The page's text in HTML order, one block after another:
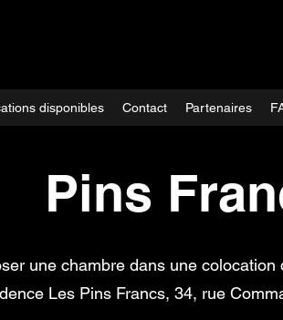
disponibles Contact Partenaires
Pins
une chambre dans une
Les Pins Francs, 34, rue